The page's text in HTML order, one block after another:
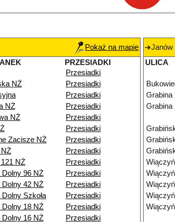
Pokaż na mapie
PRZESIADKI
Przesiadki
NŻ
Przesiadki
Przesiadki
NŻ
Przesiadki
NŻ
Przesiadki
Przesiadki
Zacisze NŻ
Przesiadki
Przesiadki
NŻ
Przesiadki
96 NŻ
Przesiadki
42 NŻ
Przesiadki
Szkoła
Przesiadki
18 NŻ
Przesiadki
16 NŻ Przesiadki
Janów
ULICA
Grabina
Grabina